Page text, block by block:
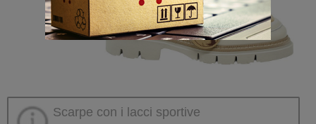
Scarpe con i lacci sportive